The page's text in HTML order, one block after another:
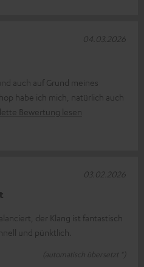
auch auf Grund meines
habe ich mich, natürlich auch
Bewertung lesen
04.03.2026
der Klang ist fantastisch
und pünktlich.
(automatisch übersetzt *)
03.02.2026